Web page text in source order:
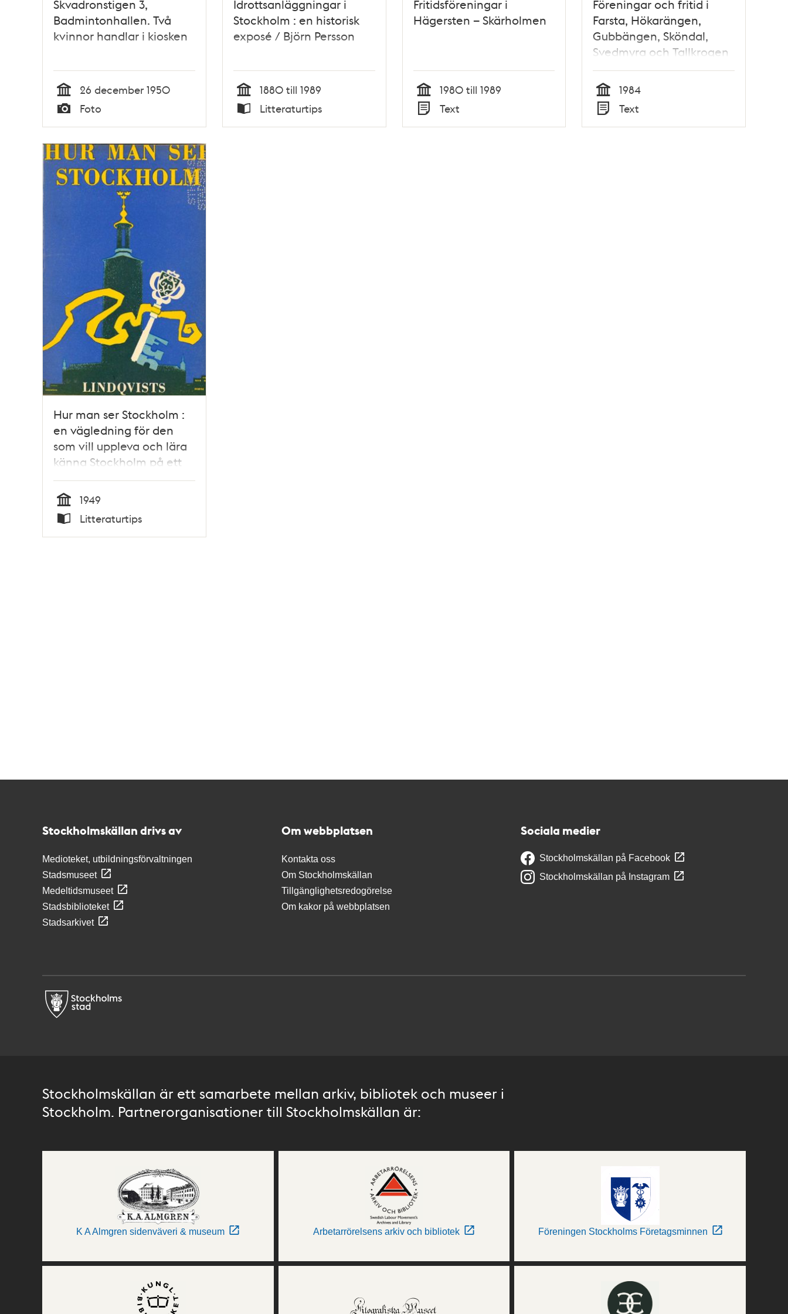
Skvadronstigen 3,
Badmintonhallen. Två
kvinnor handlar i kiosken
Tid
26 december 1950
Typ
Foto
Idrottsanläggningar i
Stockholm : en historisk
exposé / Björn Persson
Tid
1880 till 1989
Typ
Litteraturtips
Fritidsföreningar i
Hägersten – Skärholmen
Tid
1980 till 1989
Typ
Text
Föreningar och fritid i
Farsta, Hökarängen,
Gubbängen, Sköndal,
Svedmyra och Tallkrogen
Tid
1984
Typ
Text
Hur man ser Stockholm :
en vägledning för den
som vill uppleva och lära
känna Stockholm på ett
angenämt sätt / Lennart
Sundström
Tid
1949
Typ
Litteraturtips
Stockholmskällan drivs av
Medioteket, utbildningsförvaltningen
Stadsmuseet
Medeltidsmuseet
Stadsbiblioteket
Stadsarkivet
Om webbplatsen
Kontakta oss
Om Stockholmskällan
Tillgänglighetsredogörelse
Om kakor på webbplatsen
Sociala medier
Stockholmskällan på Facebook
Stockholmskällan på Instagram
Stockholmskällan är ett samarbete mellan arkiv, bibliotek och museer i
Stockholm. Partnerorganisationer till Stockholmskällan är:
K A Almgren sidenväveri & museum Arbetarrörelsens arkiv och bibliotek Föreningen Stockholms Företagsminnen